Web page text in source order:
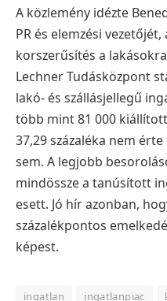
A közlemény idézte
PR és elemzési
korszerűsítés a
Lechner Tudásközpont
lakó- és szállásjellegű
több mint 81 000
37,29 százaléka nem
sem. A legjobb
mindössze a tanúsított
esett. Jó hír azonban,
százalékpontos
képest.
ingatlan ingatlanpiac